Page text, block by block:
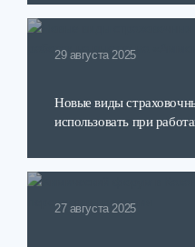
29 августа 2025
Новые виды
использовать при
27 августа 2025